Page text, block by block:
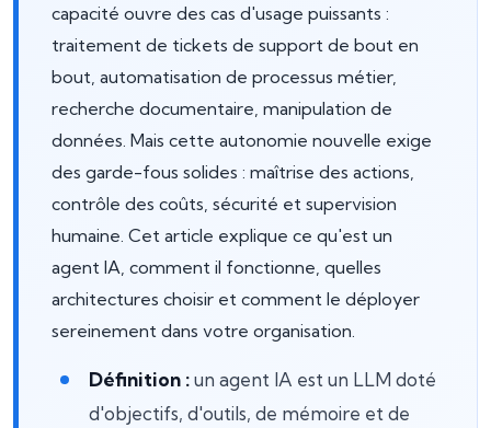
capacité ouvre des cas d'usage puissants :
traitement de tickets de support de bout en
bout, automatisation de processus métier,
recherche documentaire, manipulation de
données. Mais cette autonomie nouvelle exige
des garde-fous solides : maîtrise des actions,
contrôle des coûts, sécurité et supervision
humaine. Cet article explique ce qu'est un
agent IA, comment il fonctionne, quelles
architectures choisir et comment le déployer
sereinement dans votre organisation.
Définition :un agent IA est un LLM doté
d'objectifs, d'outils, de mémoire et de